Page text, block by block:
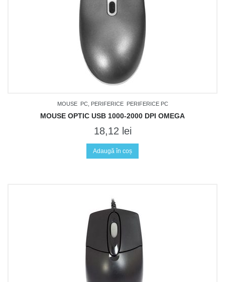
MOUSE PC, PERIFERICE PERIFERICE PC
MOUSE OPTIC USB 1000-2000 DPI OMEGA
18,12 lei
Adaugă în coș